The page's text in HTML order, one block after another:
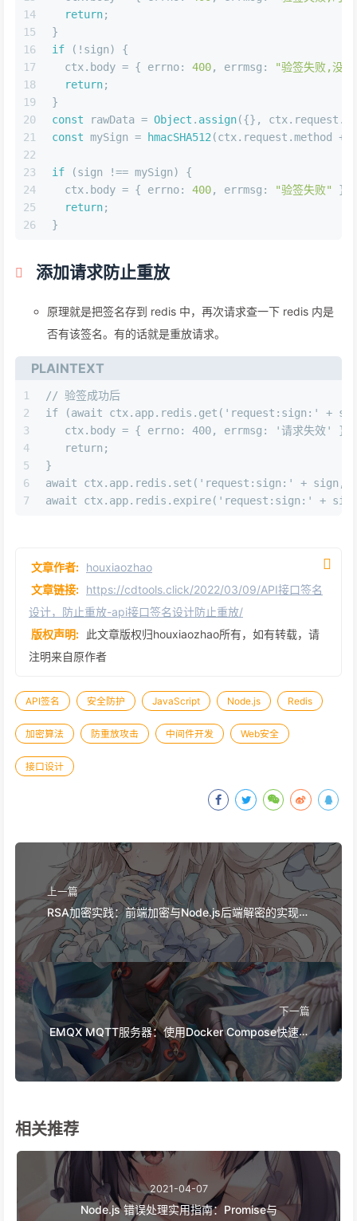
14
15
16
17
18
19
20
21
22
23
24
25
26
return;
}
if (!sign) {
  ctx.
body = { errno: 400, errmsg :
"验签失败,没
return;
}
const rawData = Object . assign({}, ctx. request .
const mySign = hmacSHA512(ctx. request .method +
if (sign !== mySign) {
  ctx.
body = { errno: 400, errmsg : "验签失败"
};
return;
}
添加请求防止重放
原理就是把签名存到 redis 中，再次请求查一下 redis 内是
否有该签名。有的话就是重放请求。
PLAINTEXT
1
2
3
4
5
6
7
// 验签成功后
if (await ctx.app.redis.get('request:sign:' +
   ctx.body = { errno: 400, errmsg: '请求失效' };
   return;
}
await ctx.app.redis.set('request:sign:' + sign,
await ctx.app.redis.expire('request:sign:' + sign,
文章作者: houxiaozhao
文章链接: https://cdtools.click/2022/03/09/API接口签名
设计，防止重放-api接口签名设计防止重放/
版权声明: 此文章版权归houxiaozhao所有，如有转载，请
注明来自原作者
API签名 安全防护 JavaScript Node.js Redis
加密算法 防重放攻击 中间件开发 Web安全
接口设计
上一篇
RSA加密实践：前端加密与Node.js后端解密的实现方
法
下一篇
EMQX MQTT服务器：使用Docker Compose快速部
署及Nginx反向代理配置
相关推荐
2021-04-07
Node.js 错误处理实用指南：Promise与